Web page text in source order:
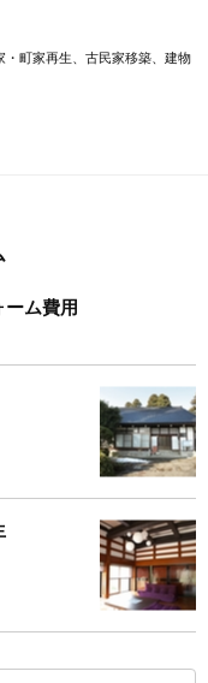
・町家再生、古民家移築、建物
ム費用